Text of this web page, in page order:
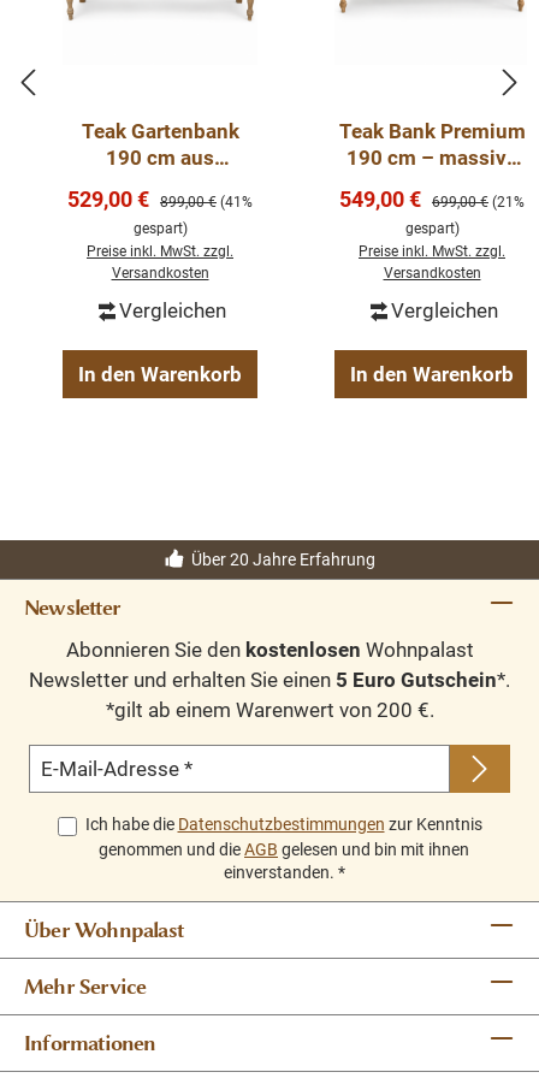
Tische, Gartenset, Station Bank, Sitzbank, Bahnhof
recycelte Einzelstücke aus alten Teakholz, Sitzbank,
in großer Auswahl bei www.wohnpalast. de --
Gartenmöbel und mehr – Direkt nach Hause geliefert.
Teak Gartenbank
190 cm aus
– massive Outdoor
Sitzbank
Verkaufspreis:
529,00 € Regulärer Preis:
899,00 € (41%
gespart)
Preise inkl. MwSt. zzgl.
Versandkosten
Vergleichen
In den Warenkorb
Teak Bank Premium
190 cm – massive
recyceltem Teakholz
Verkaufspreis:
549,00 € Regulärer Preis:
699,00 € (21%
gespart)
Preise inkl. MwSt. zzgl.
Versandkosten
Vergleichen
In den Warenkorb
Über 20 Jahre Erfahrung
Newsletter
Abonnieren Sie den kostenlosen Wohnpalast
Newsletter und erhalten Sie einen 5 Euro Gutschein*.
*gilt ab einem Warenwert von 200 €.
E-Mail-Adresse *
Ich habe die Datenschutzbestimmungen zur Kenntnis
genommen und dieAGB gelesen und bin mit ihnen
einverstanden. *
Über Wohnpalast
Mehr Service
Informationen